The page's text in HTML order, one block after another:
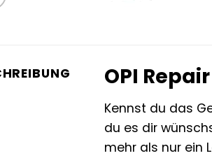
OPI
Kennst du das
du es dir
mehr als nur ein